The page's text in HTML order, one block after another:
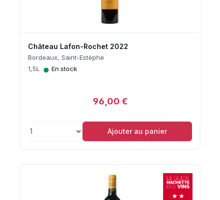
Château Lafon-Rochet 2022
Bordeaux, Saint-Estèphe
1,5L
• En stock
96,00 €
Ajouter au panier